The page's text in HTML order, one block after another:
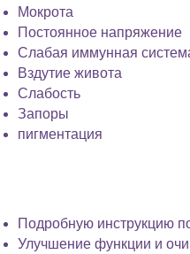
Мокрота
Постоянное напряжение
Слабая иммунная
Вздутие живота
Слабость
Запоры
пигментация
Подробную инструкцию
Улучшение функции и